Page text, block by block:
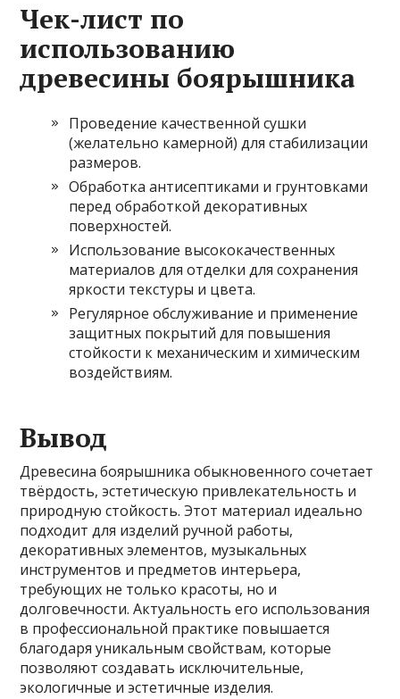
Чек-лист по
использованию
древесины боярышника
Проведение качественной сушки
(желательно камерной) для стабилизации
размеров.
Обработка антисептиками и грунтовками
перед обработкой декоративных
поверхностей.
Использование высококачественных
материалов для отделки для сохранения
яркости текстуры и цвета.
Регулярное обслуживание и применение
защитных покрытий для повышения
стойкости к механическим и химическим
воздействиям.
Вывод
Древесина боярышника обыкновенного сочетает
твёрдость, эстетическую привлекательность и
природную стойкость. Этот материал идеально
подходит для изделий ручной работы,
декоративных элементов, музыкальных
инструментов и предметов интерьера,
требующих не только красоты, но и
долговечности. Актуальность его использования
в профессиональной практике повышается
благодаря уникальным свойствам, которые
позволяют создавать исключительные,
экологичные и эстетичные изделия.